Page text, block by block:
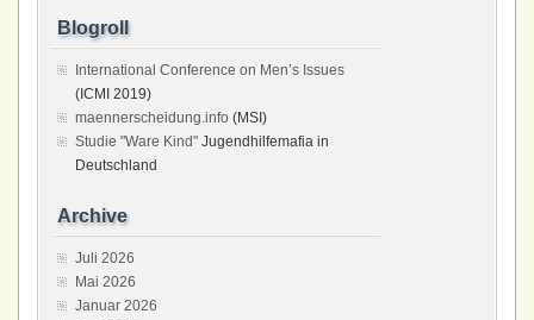
Blogroll
International Conference on Men’s Issues
(ICMI 2019)
maennerscheidung.info (MSI)
Studie "Ware Kind" Jugendhilfemafia in
Deutschland
Archive
Juli 2026
Mai 2026
Januar 2026